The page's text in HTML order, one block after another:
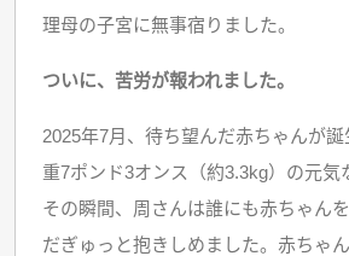
理母の子宮に無事宿りました。
ついに、苦労が報われました。
2025年7月、待ち望んだ赤ちゃんが
重7ポンド3オンス（約3.3kg）の元気
その瞬間、周さんは誰にも赤ちゃん
だぎゅっと抱きしめました。赤ちゃ